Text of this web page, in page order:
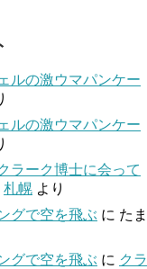
ルの激ウマパンケー
ルの激ウマパンケー
ラーク博士に会って
札幌 より
グで空を飛ぶ に たま
グで空を飛ぶ に クラ